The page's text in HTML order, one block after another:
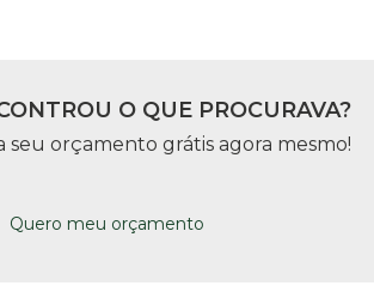
O QUE PROCURAVA?
seu orçamento grátis agora mesmo!
Quero meu orçamento